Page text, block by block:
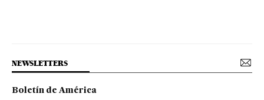
NEWSLETTERS
Boletín de América